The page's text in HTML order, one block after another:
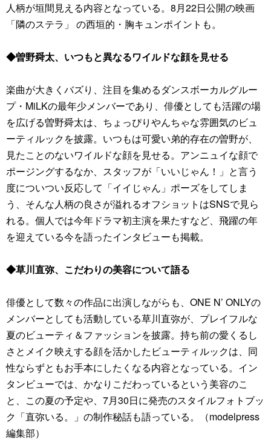
人柄が垣間見える内容となっている。8月22日公開の映画
「隣のステラ」 の西垣的・胸キュンポイントも。
◆曽野舜太、いつもと異なるワイルドな顔を見せる
楽曲が大きくバズり、注目を集めるダンスボーカルグルー
プ・MiLKの最年少メンバーであり、俳優としても活躍の場
を広げる曽野舜太は、ちょっぴりやんちゃな雰囲気のビュ
ーティルックを披露。いつもは可愛い弟的存在の曽野が、
見たことのないワイルドな顔を見せる。アンニュイな顔で
ポージングするなか、スタッフが「いいじゃん！」と言う
度についつい反応して「イイじゃん」ポーズをしてしま
う、そんな人柄の良さが溢れるオフショットはSNSで見ら
れる。個人では今年ドラマ初主演を果たすなど、飛躍の年
を迎えている今を語ったインタビューも掲載。
◆草川直弥、こだわりの美容について語る
俳優として数々の作品に出演しながらも、ONE N’ ONLYの
メンバーとしても活動している草川直弥が、プレイフルな
夏のビューティ＆ファッションを披露。持ち前の愛くるし
さとメイク映えする顔を活かしたビューティルックは、同
性ならずともお手本にしたくなる内容となっている。イン
タンビューでは、かなりこだわっているという美容のこ
と、この夏の予定や、7月30日に発売のスタイルフォトブッ
ク「直弥いる。」の制作秘話も語っている。（modelpress
編集部）